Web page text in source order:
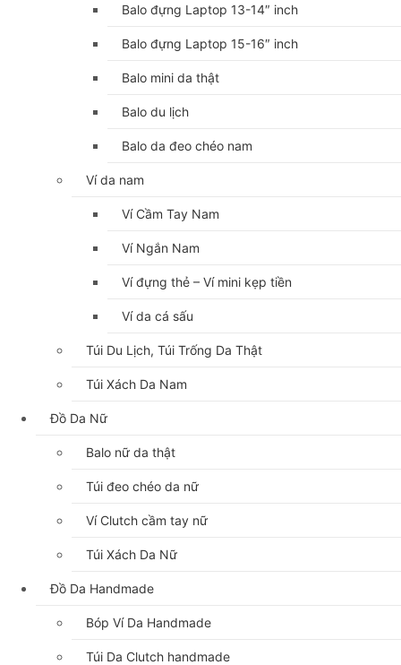
Balo đựng Laptop 13-14″ inch
Balo đựng Laptop 15-16″ inch
Balo mini da thật
Balo du lịch
Balo da đeo chéo nam
Ví da nam
Ví Cầm Tay Nam
Ví Ngắn Nam
Ví đựng thẻ – Ví mini kẹp tiền
Ví da cá sấu
Túi Du Lịch, Túi Trống Da Thật
Túi Xách Da Nam
Đồ Da Nữ
Balo nữ da thật
Túi đeo chéo da nữ
Ví Clutch cầm tay nữ
Túi Xách Da Nữ
Đồ Da Handmade
Bóp Ví Da Handmade
Túi Da Clutch handmade